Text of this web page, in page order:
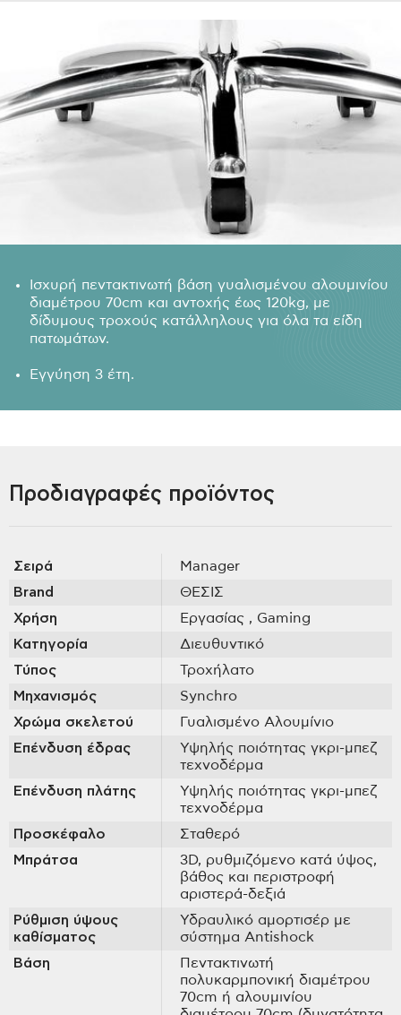
Ισχυρή πεντακτινωτή βάση γυαλισμένου αλουμινίου
διαμέτρου 70cm και αντοχής έως 120kg, με
δίδυμους τροχούς κατάλληλους για όλα τα είδη
πατωμάτων.
Εγγύηση 3 έτη.
Προδιαγραφές προϊόντος
Σειρά
Manager
Brand
ΘΕΣΙΣ
Χρήση
Εργασίας , Gaming
Κατηγορία
Διευθυντικό
Τύπος
Τροχήλατο
Μηχανισμός
Synchro
Χρώμα σκελετού
Γυαλισμένο Αλουμίνιο
Επένδυση έδρας
Υψηλής ποιότητας γκρι-μπεζ
τεχνοδέρμα
Επένδυση πλάτης
Υψηλής ποιότητας γκρι-μπεζ
τεχνοδέρμα
Προσκέφαλο
Σταθερό
Μπράτσα
3D, ρυθμιζόμενο κατά ύψος,
βάθος και περιστροφή
αριστερά-δεξιά
Ρύθμιση ύψους
καθίσματος
Υδραυλικό αμορτισέρ με
σύστημα Antishock
Βάση
Πεντακτινωτή
πολυκαρμπονική διαμέτρου
70cm ή αλουμινίου